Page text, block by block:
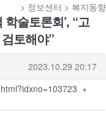
> 정보센터 > 복지동향
술토론회’, “고
토해야”
2023.10.29 20:17
+